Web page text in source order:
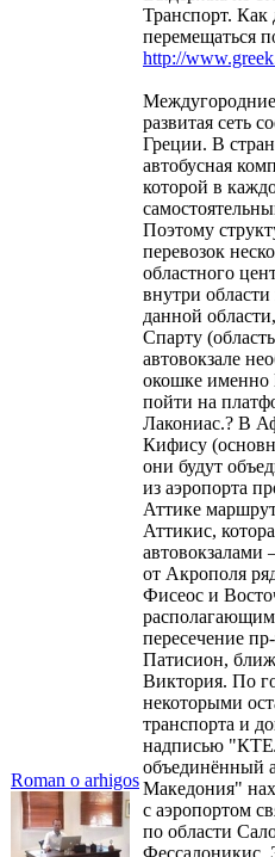
Roman o arhigos
Транспорт. Как
перемещаться
http://
Междугородние
развитая сеть
Греции. В
автобусная
которой в
Поэтому
перевозок
областного
внутри
данной
Спарту
автовокзале
окошке именно
пойти на
Лакониас.? В
Кифису
они будут
из аэропорта
Аттике
Аттикис,
автовокзалами
от Акрополя
Фисеос и
пересечение
Патисион,
Виктория. По
некоторыми
транспорта и
надписью
объединённый
Македония"
с аэропортом
по области
Фессалоникис.